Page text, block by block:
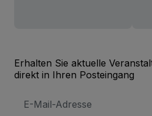
Erhalten Sie aktuelle
direkt in Ihren Posteingang
Mail-